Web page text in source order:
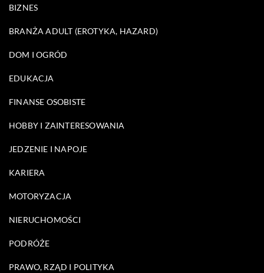
BIZNES
BRANŻA ADULT (EROTYKA, HAZARD)
DOM I OGRÓD
EDUKACJA
FINANSE OSOBISTE
HOBBY I ZAINTERESOWANIA
JEDZENIE I NAPOJE
KARIERA
MOTORYZACJA
NIERUCHOMOŚCI
PODRÓŻE
PRAWO, RZĄD I POLITYKA